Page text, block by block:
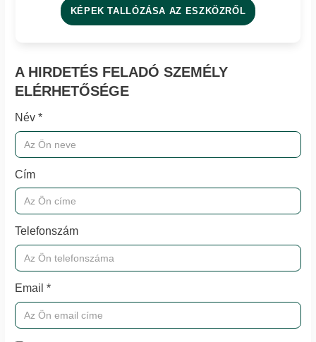
KÉPEK TALLÓZÁSA AZ ESZKÖZRŐL
A HIRDETÉS FELADÓ SZEMÉLY
ELÉRHETŐSÉGE
Név *
Cím
Telefonszám
Email *